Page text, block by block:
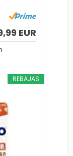
EUR
REBAJAS